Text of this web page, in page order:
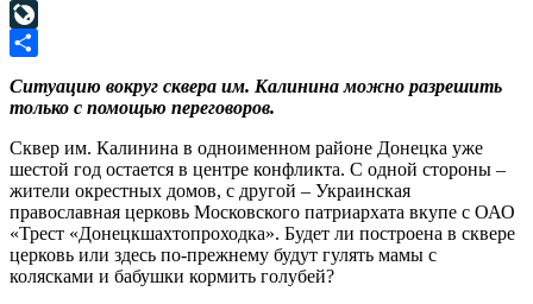
Mail.Ru
LiveJournal
Ситуацию вокруг сквера им. Калинина можно разрешить
только с помощью переговоров.
Сквер им. Калинина в одноименном районе Донецка уже
шестой год остается в центре конфликта. С одной стороны –
жители окрестных домов, с другой – Украинская
православная церковь Московского патриархата вкупе с ОАО
«Трест «Донецкшахтопроходка». Будет ли построена в сквере
церковь или здесь по-прежнему будут гулять мамы с
колясками и бабушки кормить голубей?